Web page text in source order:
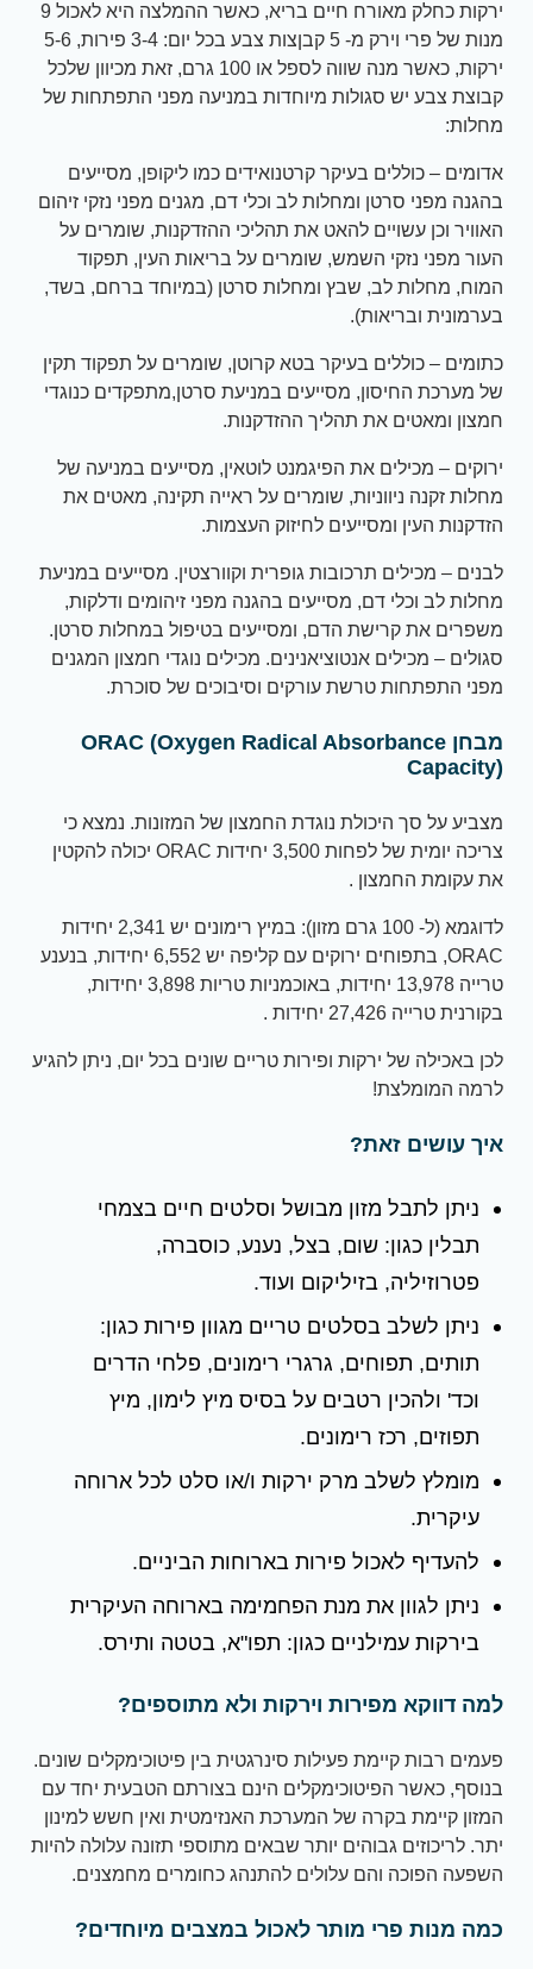
ירקות כחלק מאורח חיים בריא, כאשר ההמלצה היא לאכול 9
מנות של פרי וירק מ- 5 קבןצות צבע בכל יום: 3-4 פירות, 5-6
ירקות, כאשר מנה שווה לספל או 100 גרם, זאת מכיוון שלכל
קבוצת צבע יש סגולות מיוחדות במניעה מפני התפתחות של
מחלות:
אדומים – כוללים בעיקר קרטנואידים כמו ליקופן, מסייעים
בהגנה מפני סרטן ומחלות לב וכלי דם, מגנים מפני נזקי זיהום
האוויר וכן עשויים להאט את תהליכי ההזדקנות, שומרים על
העור מפני נזקי השמש, שומרים על בריאות העין, תפקוד
המוח, מחלות לב, שבץ ומחלות סרטן (במיוחד ברחם, בשד,
בערמונית ובריאות).
כתומים – כוללים בעיקר בטא קרוטן, שומרים על תפקוד תקין
של מערכת החיסון, מסייעים במניעת סרטן,מתפקדים כנוגדי
חמצון ומאטים את תהליך ההזדקנות.
ירוקים – מכילים את הפיגמנט לוטאין, מסייעים במניעה של
מחלות זקנה ניווניות, שומרים על ראייה תקינה, מאטים את
הזדקנות העין ומסייעים לחיזוק העצמות.
לבנים – מכילים תרכובות גופרית וקוורצטין. מסייעים במניעת
מחלות לב וכלי דם, מסייעים בהגנה מפני זיהומים ודלקות,
משפרים את קרישת הדם, ומסייעים בטיפול במחלות סרטן.
סגולים – מכילים אנטוציאנינים. מכילים נוגדי חמצון המגנים
מפני התפתחות טרשת עורקים וסיבוכים של סוכרת.
מבחן ORAC (Oxygen Radical Absorbance
Capacity)
מצביע על סך היכולת נוגדת החמצון של המזונות. נמצא כי
צריכה יומית של לפחות 3,500 יחידות ORAC יכולה להקטין
את עקומת החמצון .
לדוגמא (ל- 100 גרם מזון): במיץ רימונים יש 2,341 יחידות
ORAC, בתפוחים ירוקים עם קליפה יש 6,552 יחידות, בנענע
טרייה 13,978 יחידות, באוכמניות טריות 3,898 יחידות,
בקורנית טרייה 27,426 יחידות .
לכן באכילה של ירקות ופירות טריים שונים בכל יום, ניתן להגיע
לרמה המומלצת!
איך עושים זאת?
ניתן לתבל מזון מבושל וסלטים חיים בצמחי
תבלין כגון: שום, בצל, נענע, כוסברה,
פטרוזיליה, בזיליקום ועוד.
ניתן לשלב בסלטים טריים מגוון פירות כגון:
תותים, תפוחים, גרגרי רימונים, פלחי הדרים
וכד' ולהכין רטבים על בסיס מיץ לימון, מיץ
תפוזים, רכז רימונים.
מומלץ לשלב מרק ירקות ו/או סלט לכל ארוחה
עיקרית.
להעדיף לאכול פירות בארוחות הביניים.
ניתן לגוון את מנת הפחמימה בארוחה העיקרית
בירקות עמילניים כגון: תפו"א, בטטה ותירס.
למה דווקא מפירות וירקות ולא מתוספים?
פעמים רבות קיימת פעילות סינרגטית בין פיטוכימקלים שונים.
בנוסף, כאשר הפיטוכימקלים הינם בצורתם הטבעית יחד עם
המזון קיימת בקרה של המערכת האנזימטית ואין חשש למינון
יתר. לריכוזים גבוהים יותר שבאים מתוספי תזונה עלולה להיות
השפעה הפוכה והם עלולים להתנהג כחומרים מחמצנים.
כמה מנות פרי מותר לאכול במצבים מיוחדים?